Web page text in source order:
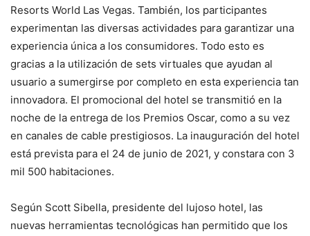
Resorts World Las Vegas. También, los participantes
experimentan las diversas actividades para garantizar una
experiencia única a los consumidores. Todo esto es
gracias a la utilización de sets virtuales que ayudan al
usuario a sumergirse por completo en esta experiencia tan
innovadora. El promocional del hotel se transmitió en la
noche de la entrega de los Premios Oscar, como a su vez
en canales de cable prestigiosos. La inauguración del hotel
está prevista para el 24 de junio de 2021, y constara con 3
mil 500 habitaciones.
Según Scott Sibella, presidente del lujoso hotel, las
nuevas herramientas tecnológicas han permitido que los